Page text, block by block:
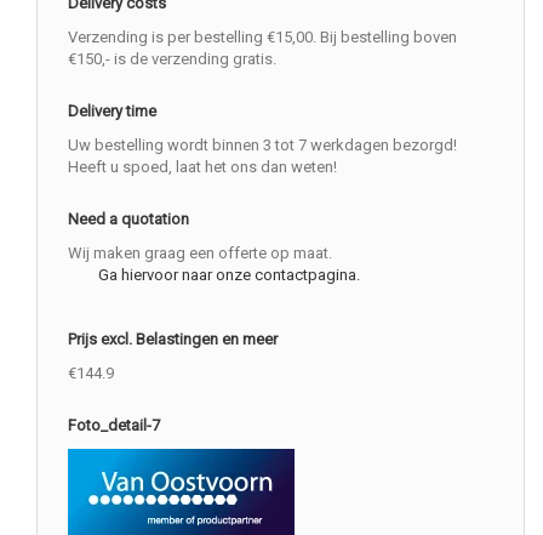
Verzending is per bestelling €15,00. Bij bestelling boven
€150,- is de verzending gratis.
Delivery time
Uw bestelling wordt binnen 3 tot 7 werkdagen bezorgd!
Heeft u spoed, laat het ons dan weten!
Need a quotation
Wij maken graag een offerte op maat.
Ga hiervoor naar onze contactpagina.
Prijs excl. Belastingen en meer
€144.9
Foto_detail-7